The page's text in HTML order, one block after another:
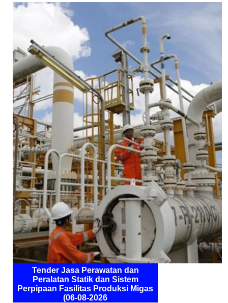
Tender Jasa Perawatan dan
Peralatan Statik dan Sistem
Perpipaan Fasilitas Produksi Migas
(06-08-2026
s